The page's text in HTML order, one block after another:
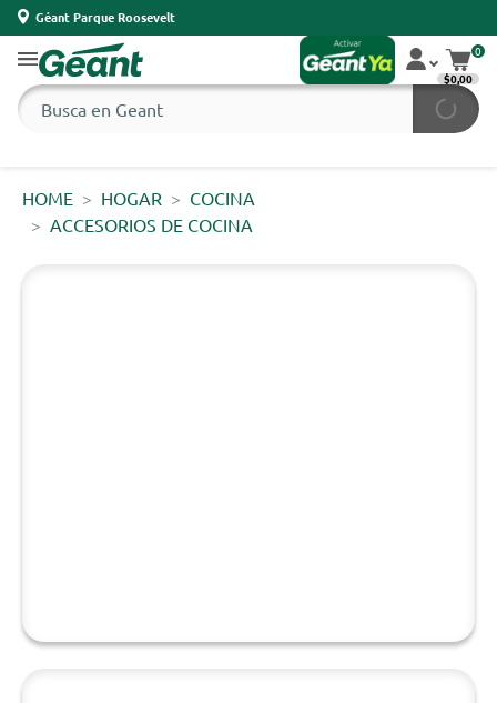
Géant Parque Roosevelt
0
$0,00
HOME HOGAR
COCINA
ACCESORIOS DE COCINA